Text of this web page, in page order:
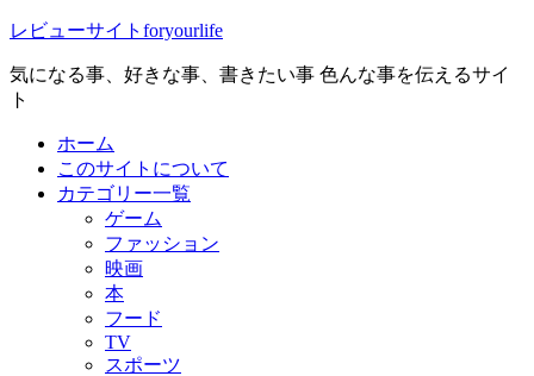
レビューサイトforyourlife
気になる事、好きな事、書きたい事 色んな事を伝えるサイ
ト
ホーム
このサイトについて
カテゴリー一覧
ゲーム
ファッション
映画
本
フード
TV
スポーツ